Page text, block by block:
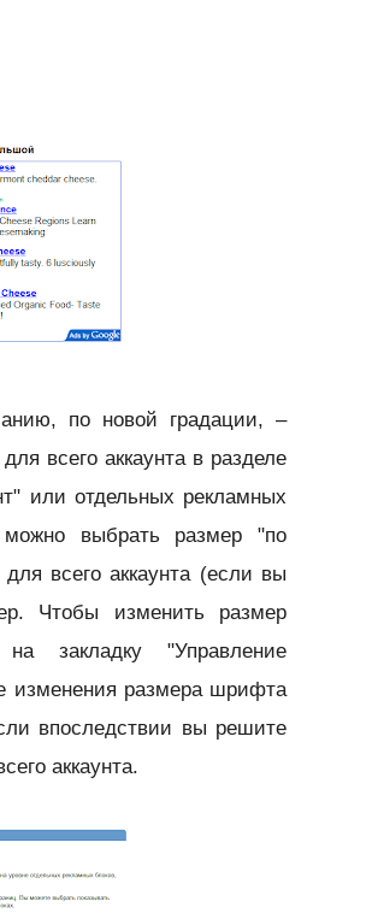
по новой градации, –
всего аккаунта в разделе
или отдельных рекламных
выбрать размер "по
всего аккаунта (если вы
Чтобы изменить размер
закладку "Управление
изменения размера шрифта
впоследствии вы решите
аккаунта.